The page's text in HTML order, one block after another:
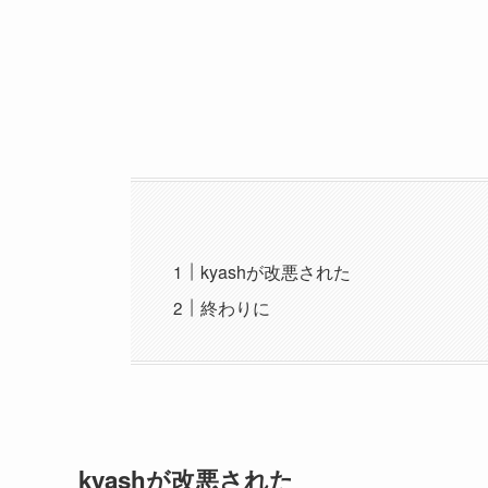
kyashが改悪された
終わりに
kyashが改悪された